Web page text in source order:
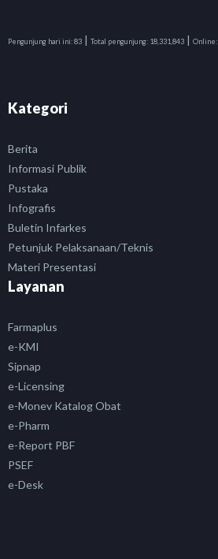
Pengunjung hari ini:83 | Total pengunjung: 18,331,843 | Online:
Kategori
Berita
Informasi Publik
Pustaka
Infografis
Buletin Infarkes
Petunjuk Pelaksanaan/Teknis
Materi Presentasi
Layanan
Farmaplus
e-KMI
Sipnap
e-Licensing
e-Monev Katalog Obat
e-Pharm
e-Report PBF
PSEF
e-Desk